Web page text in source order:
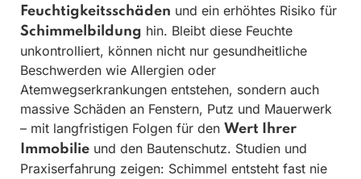
Feuchtigkeitsschäden und ein erhöhtes Risiko für
Schimmelbildung hin. Bleibt diese Feuchte
unkontrolliert, können nicht nur gesundheitliche
Beschwerden wie Allergien oder
Atemwegserkrankungen entstehen, sondern auch
massive Schäden an Fenstern, Putz und Mauerwerk
– mit langfristigen Folgen für den Wert Ihrer
Immobilie und den Bautenschutz. Studien und
Praxiserfahrung zeigen: Schimmel entsteht fast nie